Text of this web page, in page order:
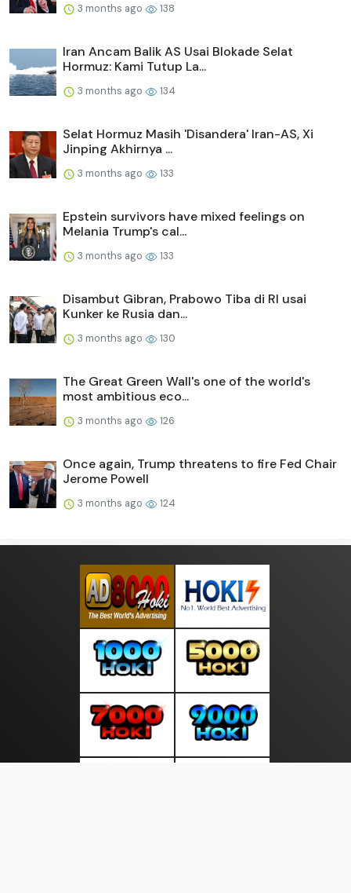
3 months ago 138
Iran Ancam Balik AS Usai Blokade Selat
Hormuz: Kami Tutup La...
3 months ago 134
Selat Hormuz Masih 'Disandera' Iran-AS, Xi
Jinping Akhirnya ...
3 months ago 133
Epstein survivors have mixed feelings on
Melania Trump's cal...
3 months ago 133
Disambut Gibran, Prabowo Tiba di RI usai
Kunker ke Rusia dan...
3 months ago 130
The Great Green Wall's one of the world's
most ambitious eco...
3 months ago 126
Once again, Trump threatens to fire Fed Chair
Jerome Powell
3 months ago 124